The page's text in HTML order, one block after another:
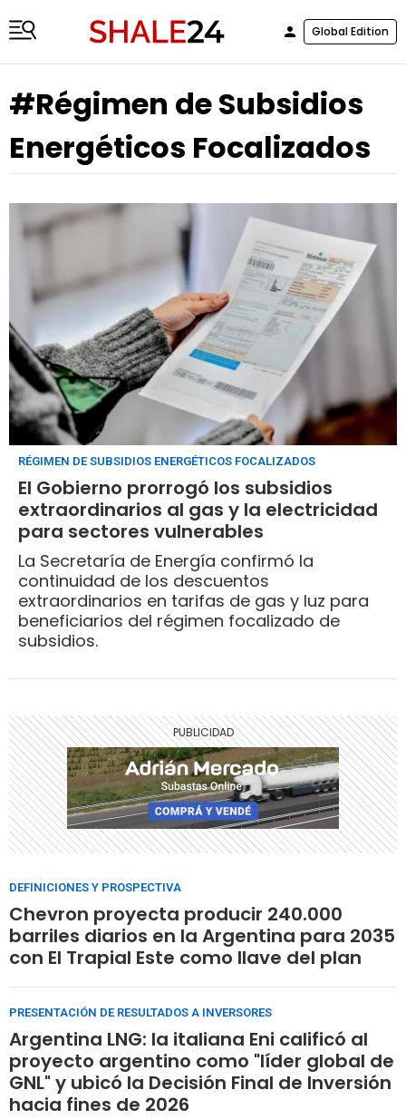
Global Edition
#Régimen de Subsidios
Energéticos Focalizados
RÉGIMEN DE SUBSIDIOS ENERGÉTICOS FOCALIZADOS
El Gobierno prorrogó los subsidios
extraordinarios al gas y la electricidad
para sectores vulnerables
La Secretaría de Energía confirmó la
continuidad de los descuentos
extraordinarios en tarifas de gas y luz para
beneficiarios del régimen focalizado de
subsidios.
DEFINICIONES Y PROSPECTIVA
Chevron proyecta producir 240.000
barriles diarios en la Argentina para 2035
con El Trapial Este como llave del plan
PRESENTACIÓN DE RESULTADOS A INVERSORES
Argentina LNG: la italiana Eni calificó al
proyecto argentino como "líder global de
GNL" y ubicó la Decisión Final de Inversión
hacia fines de 2026